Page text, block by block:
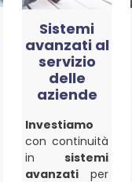
Sistemi
avanzati al
servizio
delle
aziende
Investiamo
con continuità
in sistemi
avanzati per